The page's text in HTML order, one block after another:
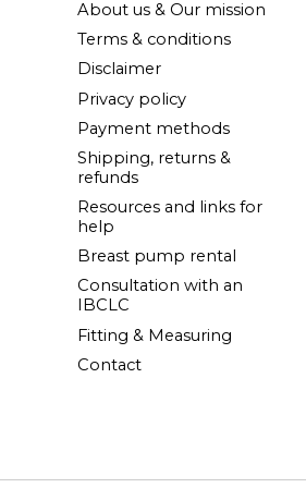
About us & Our mission
Terms & conditions
Disclaimer
Privacy policy
Payment methods
Shipping, returns &
refunds
Resources and links for
help
Breast pump rental
Consultation with an
IBCLC
Fitting & Measuring
Contact